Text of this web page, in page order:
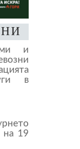
и
в
на 19